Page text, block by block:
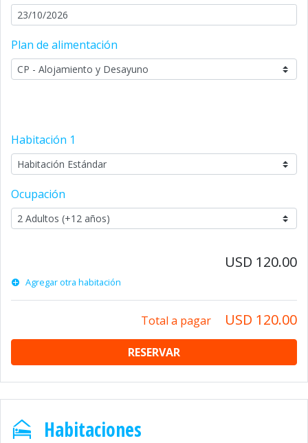
Plan de alimentación
Habitación 1
Ocupación
USD 120.00
Agregar otra habitación
Total a pagar USD 120.00
RESERVAR
Habitaciones